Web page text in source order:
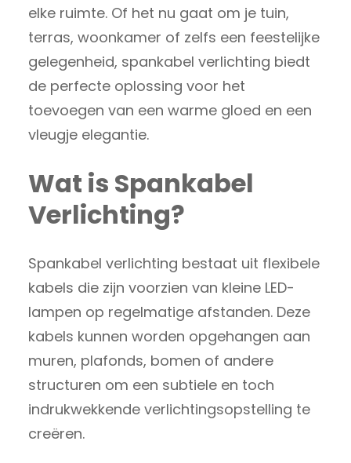
elke ruimte. Of het nu gaat om je tuin,
terras, woonkamer of zelfs een feestelijke
gelegenheid, spankabel verlichting biedt
de perfecte oplossing voor het
toevoegen van een warme gloed en een
vleugje elegantie.
Wat is Spankabel
Verlichting?
Spankabel verlichting bestaat uit flexibele
kabels die zijn voorzien van kleine LED-
lampen op regelmatige afstanden. Deze
kabels kunnen worden opgehangen aan
muren, plafonds, bomen of andere
structuren om een subtiele en toch
indrukwekkende verlichtingsopstelling te
creëren.